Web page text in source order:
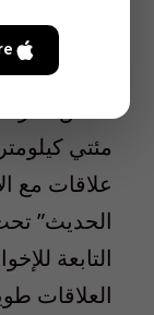
1979.
انقضاء
مئتي
علاقات مع
الحديث”
التابعة
العلاقات